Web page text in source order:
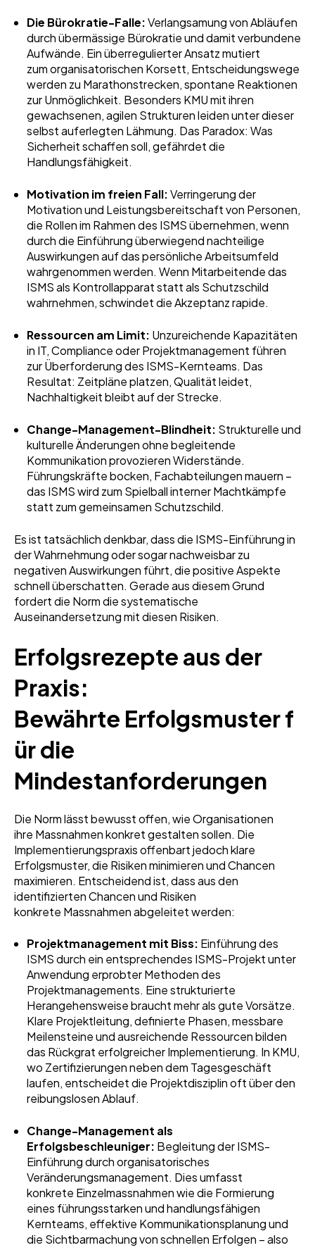
Die Bürokratie-Falle:Verlangsamung von Abläufen
durch übermässige Bürokratie und damit verbundene
Aufwände. Ein überregulierter Ansatz mutiert
zum organisatorischen Korsett, Entscheidungswege
werden zu Marathonstrecken, spontane Reaktionen
zur Unmöglichkeit. Besonders KMU mit ihren
gewachsenen, agilen Strukturen leiden unter dieser
selbst auferlegten Lähmung. Das Paradox: Was
Sicherheit schaffen soll, gefährdet die
Handlungsfähigkeit.
Motivation im freien Fall:Verringerung der
Motivation und Leistungsbereitschaft von Personen,
die Rollen im Rahmen des ISMS übernehmen, wenn
durch die Einführung überwiegend nachteilige
Auswirkungen auf das persönliche Arbeitsumfeld
wahrgenommen werden. Wenn Mitarbeitende das
ISMS als Kontrollapparat statt als Schutzschild
wahrnehmen, schwindet die Akzeptanz rapide.
Ressourcen am Limit: Unzureichende Kapazitäten
in IT, Compliance oder Projektmanagement führen
zur Überforderung des ISMS-Kernteams. Das
Resultat: Zeitpläne platzen, Qualität leidet,
Nachhaltigkeit bleibt auf der Strecke.
Change-Management-Blindheit: Strukturelle und
kulturelle Änderungen ohne begleitende
Kommunikation provozieren Widerstände.
Führungskräfte bocken, Fachabteilungen mauern –
das ISMS wird zum Spielball interner Machtkämpfe
statt zum gemeinsamen Schutzschild.
Es ist tatsächlich denkbar, dass die ISMS-Einführung in
der Wahrnehmung oder sogar nachweisbar zu
negativen Auswirkungen führt, die positive Aspekte
schnell überschatten. Gerade aus diesem Grund
fordert die Norm die systematische
Auseinandersetzung mit diesen Risiken.
Erfolgsrezepte aus der
Praxis:
Bewährte Erfolgsmuster f
ür die
Mindestanforderungen
Die Norm lässt bewusst offen, wie Organisationen
ihre Massnahmen konkret gestalten sollen. Die
Implementierungspraxis offenbart jedoch klare
Erfolgsmuster, die Risiken minimieren und Chancen
maximieren. Entscheidend ist, dass aus den
identifizierten Chancen und Risiken
konkrete Massnahmen abgeleitet werden:
Projektmanagement mit Biss: Einführung des
ISMS durch ein entsprechendes ISMS-Projekt unter
Anwendung erprobter Methoden des
Projektmanagements. Eine strukturierte
Herangehensweise braucht mehr als gute Vorsätze.
Klare Projektleitung, definierte Phasen, messbare
Meilensteine und ausreichende Ressourcen bilden
das Rückgrat erfolgreicher Implementierung. In KMU,
wo Zertifizierungen neben dem Tagesgeschäft
laufen, entscheidet die Projektdisziplin oft über den
reibungslosen Ablauf.
Change-Management als
Erfolgsbeschleuniger: Begleitung der ISMS-
Einführung durch organisatorisches
Veränderungsmanagement. Dies umfasst
konkrete Einzelmassnahmen wie die Formierung
eines führungsstarken und handlungsfähigen
Kernteams, effektive Kommunikationsplanung und
die Sichtbarmachung von schnellen Erfolgen – also